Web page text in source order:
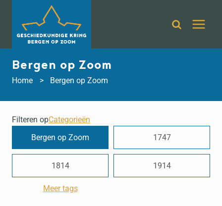
inhoud
Bergen op Zoom
Home Bergen op Zoom
Filteren opCategorieën
Bergen op Zoom
1747
1814 1914
Meer tags